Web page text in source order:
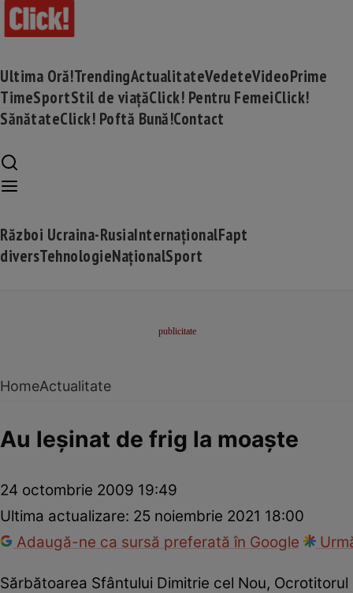
Ultima Oră!TrendingActualitateVedeteVideoPrime
TimeSportStil de viațăClick! Pentru FemeiClick!
SănătateClick! Poftă Bună!Contact
Război Ucraina-RusiaInternaționalFapt
diversTehnologieNaționalSport
HomeActualitate
Au leşinat de frig la moaşte
24 octombrie 2009 19:49
Ultima actualizare: 25 noiembrie 2021 18:00
Adaugă-ne ca sursă preferată în Google
Sărbătoarea Sfântului Dimitrie cel Nou,